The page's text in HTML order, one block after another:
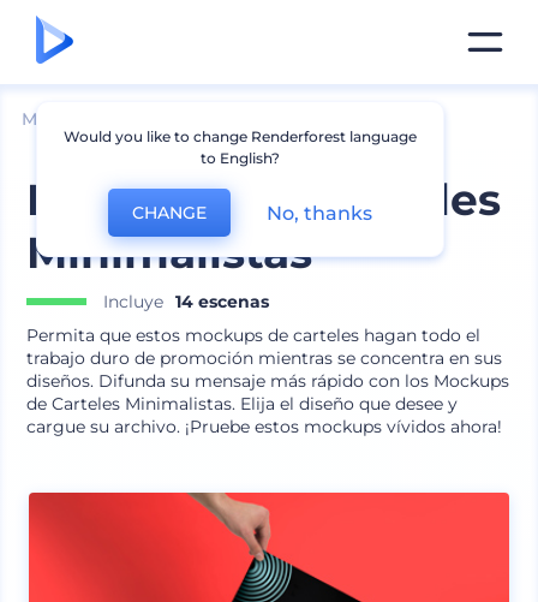
Mockups
Mockups de Carteles
Minimalistas
Incluye 14 escenas
Permita que estos mockups de carteles hagan todo el
trabajo duro de promoción mientras se concentra en sus
diseños. Difunda su mensaje más rápido con los Mockups
de Carteles Minimalistas. Elija el diseño que desee y
cargue su archivo. ¡Pruebe estos mockups vívidos ahora!
Would you like to change Renderforest language
to English?
CHANGE No, thanks